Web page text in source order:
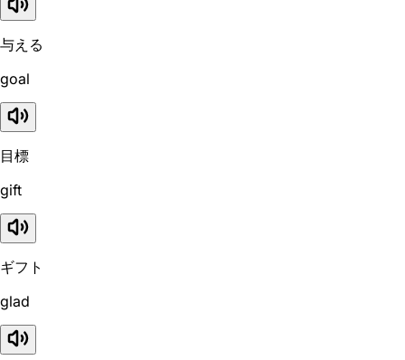
与える
goal
目標
gift
ギフト
glad